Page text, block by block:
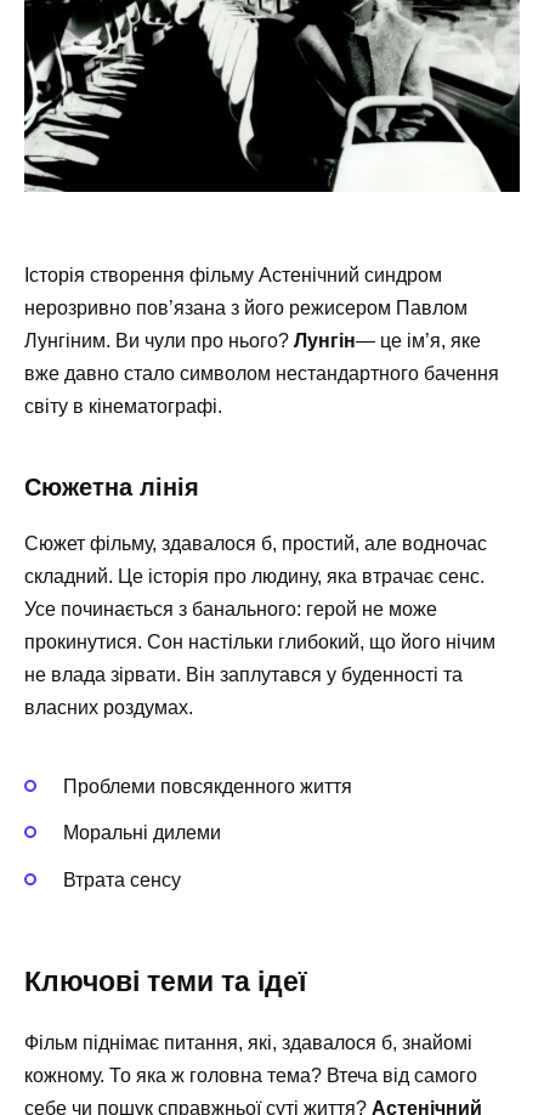
Історія створення фільму Астенічний синдром
нерозривно пов’язана з його режисером Павлом
Лунгіним. Ви чули про нього? Лунгін— це ім’я, яке
вже давно стало символом нестандартного бачення
світу в кінематографі.
Сюжетна лінія
Сюжет фільму, здавалося б, простий, але водночас
складний. Це історія про людину, яка втрачає сенс.
Усе починається з банального: герой не може
прокинутися. Сон настільки глибокий, що його нічим
не влада зірвати. Він заплутався у буденності та
власних роздумах.
Проблеми повсякденного життя
Моральні дилеми
Втрата сенсу
Ключові теми та ідеї
Фільм піднімає питання, які, здавалося б, знайомі
кожному. То яка ж головна тема? Втеча від самого
себе чи пошук справжньої суті життя? Астенічний